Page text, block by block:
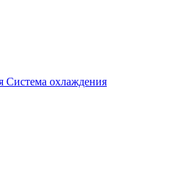
Система охлаждения